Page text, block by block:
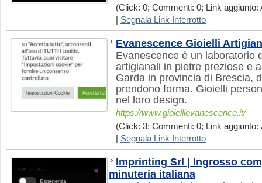
(Click: 0; Commenti: 0; Link aggiunto:
Segnala Link Interrotto
Evanescence Gioielli
Evanescence è un laboratorio
artigianali in pietre preziose e
Garda in provincia di Brescia,
prendono forma. Gioielli
nel loro design.
https://www.gioiellievanescence.it/
(Click: 3; Commenti: 0; Link aggiunto:
Segnala Link Interrotto
Imprinting Srl | Ingrosso
minuteria italiana